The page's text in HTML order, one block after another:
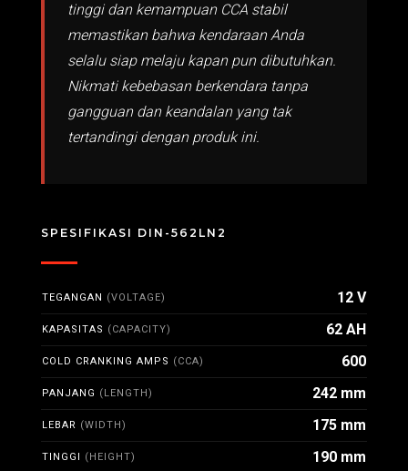
tinggi dan kemampuan CCA stabil
memastikan bahwa kendaraan Anda
selalu siap melaju kapan pun dibutuhkan.
Nikmati kebebasan berkendara tanpa
gangguan dan keandalan yang tak
tertandingi dengan produk ini.
SPESIFIKASI DIN-562LN2
TEGANGAN (VOLTAGE) 12 V
KAPASITAS (CAPACITY) 62 AH
COLD CRANKING AMPS (CCA) 600
PANJANG (LENGTH) 242 mm
LEBAR (WIDTH) 175 mm
TINGGI (HEIGHT) 190 mm